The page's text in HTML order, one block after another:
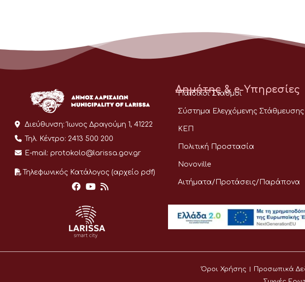
Διεύθυνση: Ίωνος Δραγούμη 1, 41222
Τηλ. Κέντρο: 2413 500 200
E-mail: protokolo@larissa.gov.gr
Τηλεφωνικός Κατάλογος (αρχείο pdf)
Δημότης & e-Υπηρεσίες
Παιδικοί Σταθμοί
Σύστημα Ελεγχόμενης Στάθμευσης
ΚΕΠ
Πολιτική Προστασία
Novoville
Αιτήματα/Προτάσεις/Παράπονα
Όροι Χρήσης Προσωπικά